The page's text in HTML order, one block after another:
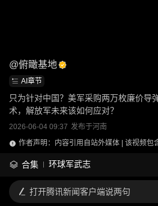
@俯瞰基地
AI章节
只为针对中国？美军采购两万枚廉价导
术，解放军未来该如何应对？
2026-06-04 09:37 发布于河南
作者声明：内容引用自站外媒体 | 该视频包
合集 环球军武志
打开腾讯新闻客户端说两句